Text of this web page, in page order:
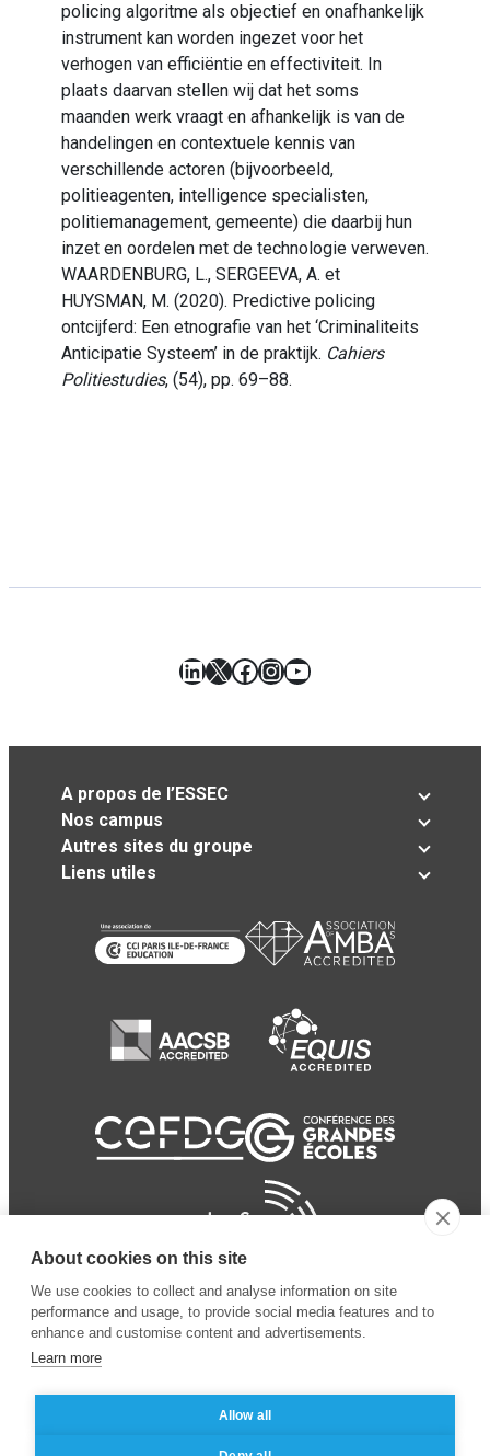
policing algoritme als objectief en onafhankelijk
instrument kan worden ingezet voor het
verhogen van efficiëntie en effectiviteit. In
plaats daarvan stellen wij dat het soms
maanden werk vraagt en afhankelijk is van de
handelingen en contextuele kennis van
verschillende actoren (bijvoorbeeld,
politieagenten, intelligence specialisten,
politiemanagement, gemeente) die daarbij hun
inzet en oordelen met de technologie verweven.
WAARDENBURG, L., SERGEEVA, A. et
HUYSMAN, M. (2020). Predictive policing
ontcijferd: Een etnografie van het ‘Criminaliteits
Anticipatie Systeem’ in de praktijk. Cahiers
Politiestudies, (54), pp. 69–88.
LinkedIn
X Facebook
Instagram
YouTube
A propos de l’ESSEC
Nos campus
Autres sites du groupe
Liens utiles
Mentions légales
About cookies on this site
We use cookies to collect and analyse information on site
performance and usage, to provide social media features and to
enhance and customise content and advertisements.
Learn more
Allow all